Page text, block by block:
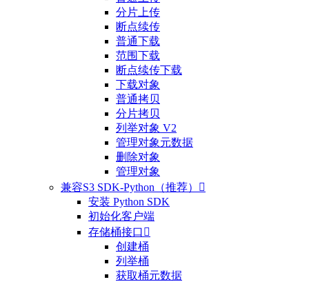
分片上传
断点续传
普通下载
范围下载
断点续传下载
下载对象
普通拷贝
分片拷贝
列举对象 V2
管理对象元数据
删除对象
管理对象
兼容S3 SDK-Python（推荐）

安装 Python SDK
初始化客户端
存储桶接口 
创建桶
列举桶
获取桶元数据